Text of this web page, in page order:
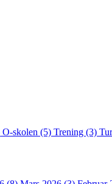
O-skolen (5) Trening (3)